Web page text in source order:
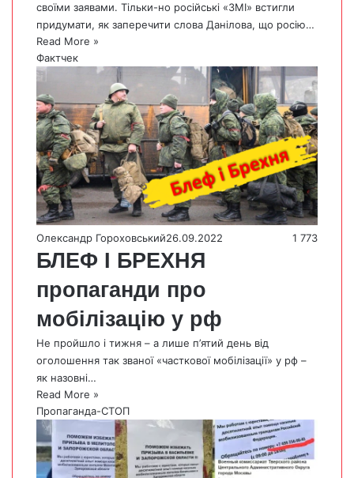
своїми заявами. Тільки-но російські «ЗМІ» встигли
придумати, як заперечити слова Данілова, що росію…
Read More »
Фактчек
Олександр Гороховський26.09.2022 1 773
БЛЕФ І БРЕХНЯ
пропаганди про
мобілізацію у рф
Не пройшло і тижня – а лише п’ятий день від
оголошення так званої «часткової мобілізації» у рф –
як назовні…
Read More »
Пропаганда-СТОП